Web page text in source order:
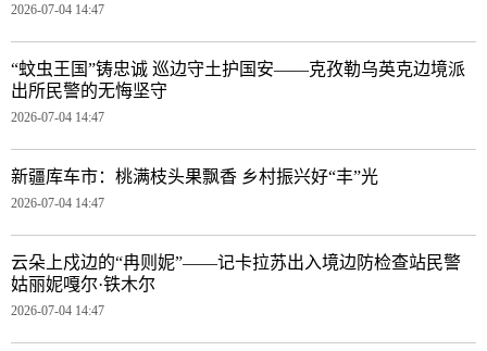
2026-07-04 14:47
“蚊虫王国”铸忠诚 巡边守土护国安——克孜勒乌英克边境派
出所民警的无悔坚守
2026-07-04 14:47
新疆库车市：桃满枝头果飘香 乡村振兴好“丰”光
2026-07-04 14:47
云朵上戍边的“冉则妮”——记卡拉苏出入境边防检查站民警
姑丽妮嘎尔·铁木尔
2026-07-04 14:47